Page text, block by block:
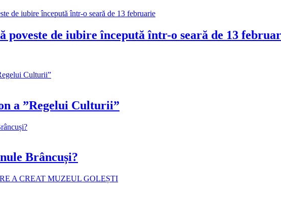
poveste de iubire începută într-o seară de 13
a ”Regelui Culturii”
Brâncuși?